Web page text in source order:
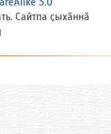
Сайтпа ҫыхӑннӑ